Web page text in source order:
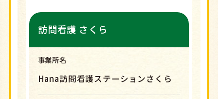
訪問看護 さくら
事業所名
Hana訪問看護ステーションさくら